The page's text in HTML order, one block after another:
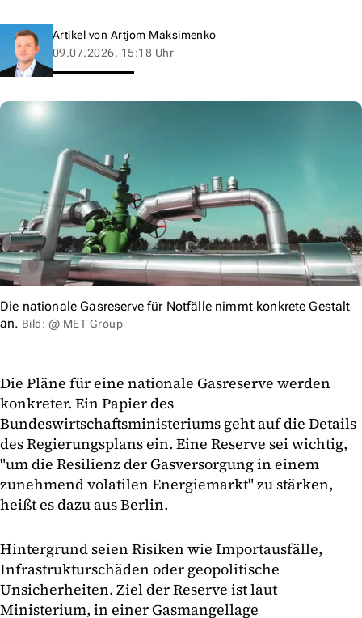
Artikel von Artjom Maksimenko
09.07.2026, 15:18 Uhr
Die nationale Gasreserve für Notfälle nimmt konkrete Gestalt
an. Bild: @ MET Group
Die Pläne für eine nationale Gasreserve werden
konkreter. Ein Papier des
Bundeswirtschaftsministeriums geht auf die Details
des Regierungsplans ein. Eine Reserve sei wichtig,
"um die Resilienz der Gasversorgung in einem
zunehmend volatilen Energiemarkt" zu stärken,
heißt es dazu aus Berlin.
Hintergrund seien Risiken wie Importausfälle,
Infrastrukturschäden oder geopolitische
Unsicherheiten. Ziel der Reserve ist laut
Ministerium, in einer Gasmangellage